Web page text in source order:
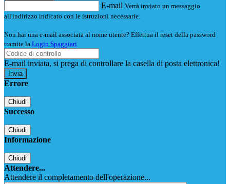
E-mail Verrà inviato un messaggio
all'indirizzo indicato con le istruzioni necessarie.
Non hai una e-mail associata al nome utente? Effettua il reset della password
tramite la Login Spaggiari
E-mail inviata, si prega di controllare la casella di posta elettronica!
Errore
Chiudi
Successo
Chiudi
Informazione
Chiudi
Attendere...
Attendere il completamento dell'operazione...